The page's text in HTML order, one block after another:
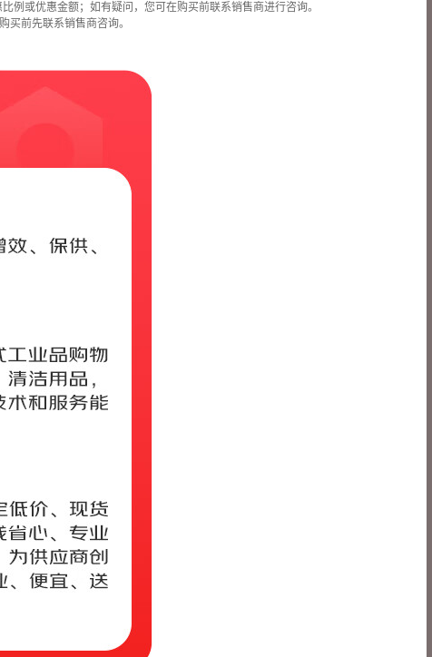
或优惠金额；如有疑问，您可在购买前联系销售商进行咨询。
买前先联系销售商咨询。